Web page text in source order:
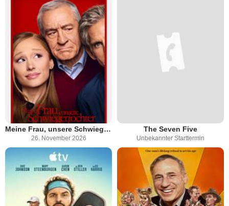
Meine Frau, unsere Schwiegertochter und ich
26. November 2026
The Seven Five
Unbekannter Starttermin